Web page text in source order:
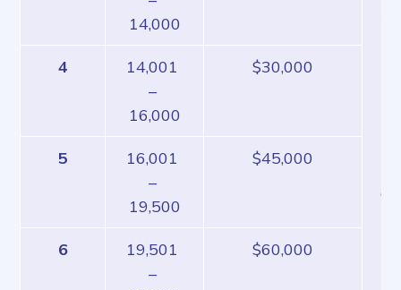
14,000
4
14,001
–
16,000
$30,000
5
16,001
–
19,500
$45,000
6
19,501
–
$60,000